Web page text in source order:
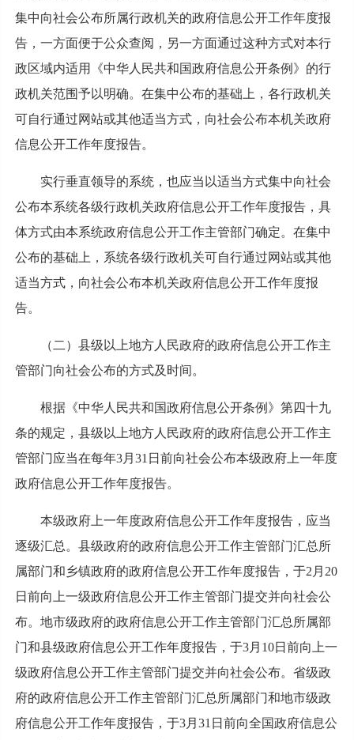
集中向社会公布所属行政机关的政府信息公开工作年度报
告，一方面便于公众查阅，另一方面通过这种方式对本行
政区域内适用《中华人民共和国政府信息公开条例》的行
政机关范围予以明确。在集中公布的基础上，各行政机关
可自行通过网站或其他适当方式，向社会公布本机关政府
信息公开工作年度报告。
实行垂直领导的系统，也应当以适当方式集中向社会
公布本系统各级行政机关政府信息公开工作年度报告，具
体方式由本系统政府信息公开工作主管部门确定。在集中
公布的基础上，系统各级行政机关可自行通过网站或其他
适当方式，向社会公布本机关政府信息公开工作年度报
告。
（二）县级以上地方人民政府的政府信息公开工作主
管部门向社会公布的方式及时间。
根据《中华人民共和国政府信息公开条例》第四十九
条的规定，县级以上地方人民政府的政府信息公开工作主
管部门应当在每年3月31日前向社会公布本级政府上一年度
政府信息公开工作年度报告。
本级政府上一年度政府信息公开工作年度报告，应当
逐级汇总。县级政府的政府信息公开工作主管部门汇总所
属部门和乡镇政府的政府信息公开工作年度报告，于2月20
日前向上一级政府信息公开工作主管部门提交并向社会公
布。地市级政府的政府信息公开工作主管部门汇总所属部
门和县级政府信息公开工作年度报告，于3月10日前向上一
级政府信息公开工作主管部门提交并向社会公布。省级政
府的政府信息公开工作主管部门汇总所属部门和地市级政
府信息公开工作年度报告，于3月31日前向全国政府信息公